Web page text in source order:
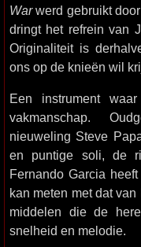
Warwerd gebruikt
dringt het refrein van
Originaliteit is
ons op de knieën wil
Een instrument
vakmanschap.
nieuweling Steve
en puntige soli, de
Fernando Garcia
kan meten met dat
middelen die de
snelheid en melodie.